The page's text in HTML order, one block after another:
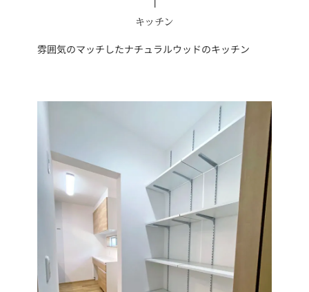
キッチン
雰囲気のマッチしたナチュラルウッドのキッチン